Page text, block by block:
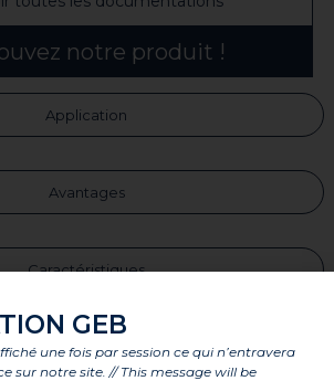
notre produit !
Application
Avantages
Caractéristiques
Composants
GEB
une fois par session ce qui n’entravera
sur notre site. // This message will be